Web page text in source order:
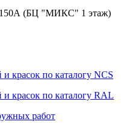
(БЦ "МИКС" 1 этаж)
красок по каталогу NCS
красок по каталогу RAL
работ